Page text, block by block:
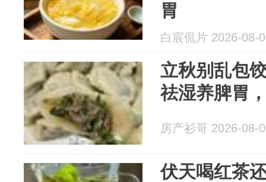
胃
白宸侃片 2026-08-
立秋别乱包
祛湿养脾胃
房产衫哥 2026-08-
伏天喝红茶